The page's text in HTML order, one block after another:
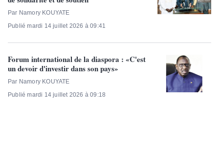
Par Namory KOUYATE
Publié mardi 14 juillet 2026 à 09:41
Forum international de la diaspora : «C'est
un devoir d'investir dans son pays»
Par Namory KOUYATE
Publié mardi 14 juillet 2026 à 09:18